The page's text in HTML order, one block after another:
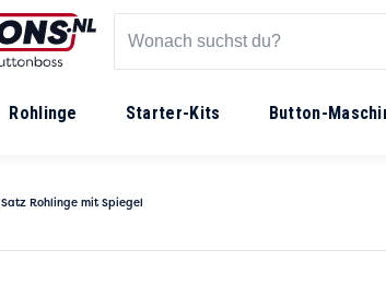
Rohlinge Starter-Kits Button-
Satz Rohlinge mit Spiegel